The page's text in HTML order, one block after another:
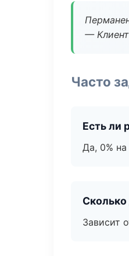
—
Часто
Есть ли
Да, 0%
Зависит